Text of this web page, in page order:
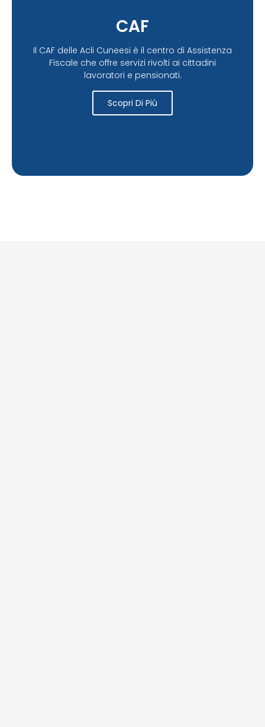
CAF
Il CAF delle Acli Cuneesi è il centro di Assistenza
Fiscale che offre servizi rivolti ai cittadini
lavoratori e pensionati.
Scopri Di Più